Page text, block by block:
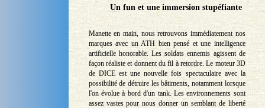
Un fun et une immersion stupéfiante
Manette en main, nous retrouvons immédiatement nos
marques avec un ATH bien pensé et une intelligence
artificielle honorable. Les soldats ennemis agissent de
façon réaliste et donnent du fil à retordre. Le moteur 3D
de DICE est une nouvelle fois spectaculaire avec la
possibilité de détruire les bâtiments, notamment lorsque
l'on évolue à bord d'un tank. Les environnements sont
assez vastes pour nous donner un semblant de liberté